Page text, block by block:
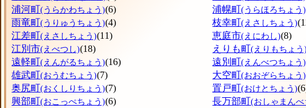
浦河町(うらかわちょう)(6) 浦幌町(うらほろちょう)
雨竜町(うりゅうちょう)(4) 枝幸町(えさしちょう)
江差町(えさしちょう)(11) 恵庭市(えにわし)(8)
江別市(えべつし)(18) えりも町(えりもちょう
遠軽町(えんがるちょう)(16) 遠別町(えんべつちょう)
雄武町(おうむちょう)(7) 大空町(おおぞらちょう)
奥尻町(おくしりちょう)(7) 置戸町(おけとちょう)
興部町(おこっぺちょう)(6) 長万部町(おしゃまん